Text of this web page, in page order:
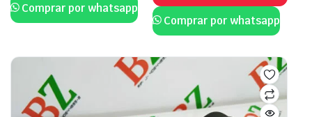
Comprar por whatsapp
Comprar por whatsapp